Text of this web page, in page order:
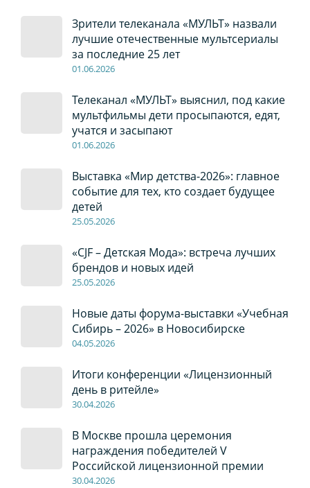
Зрители телеканала «МУЛЬТ» назвали
лучшие отечественные мультсериалы
за последние 25 лет
01.06.2026
Телеканал «МУЛЬТ» выяснил, под какие
мультфильмы дети просыпаются, едят,
учатся и засыпают
01.06.2026
Выставка «Мир детства-2026»: главное
событие для тех, кто создает будущее
детей
25.05.2026
«CJF – Детская Мода»: встреча лучших
брендов и новых идей
25.05.2026
Новые даты форума-выставки «Учебная
Сибирь – 2026» в Новосибирске
04.05.2026
Итоги конференции «Лицензионный
день в ритейле»
30.04.2026
В Москве прошла церемония
награждения победителей V
Российской лицензионной премии
30.04.2026